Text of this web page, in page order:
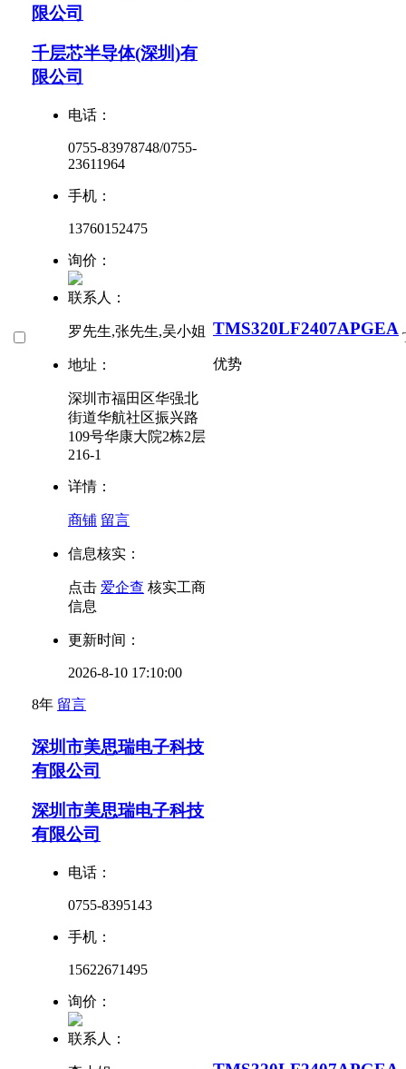
限公司
千层芯半导体(深圳)有
限公司
电话：
0755-83978748/0755-
23611964
手机：
13760152475
询价：
联系人：
罗先生,张先生,吴小姐
地址：
深圳市福田区华强北
街道华航社区振兴路
109号华康大院2栋2层
216-1
详情：
商铺 留言
信息核实：
点击 爱企查 核实工商
信息
更新时间：
2026-8-10 17:10:00
8年 留言
TMS320LF2407APGEA
优势
深圳市美思瑞电子科技
有限公司
深圳市美思瑞电子科技
有限公司
电话：
0755-8395143
手机：
15622671495
询价：
联系人：